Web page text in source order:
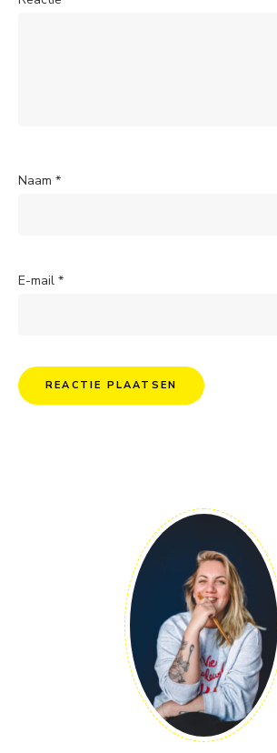
Naam *
E-mail *